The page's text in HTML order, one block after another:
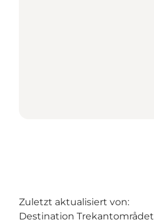
Zuletzt aktualisiert von:
Destination Trekantområdet